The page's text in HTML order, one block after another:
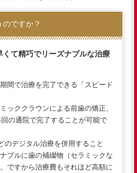
ですか？
て精巧でリーズナブルな治療
間で治療を完了できる「スピード
ッククラウンによる前歯の矯正、
の通院で完了することが可能で
のデジタル治療を併用すること
ブルに歯の補綴物（セラミックな
ですから治療費もそれほど高額に